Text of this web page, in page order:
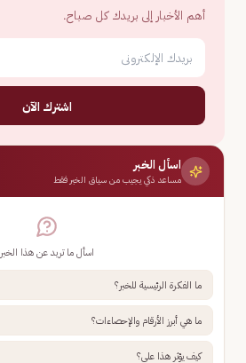
أهم الأخبار إلى بريدك كل صباح.
اشترك الآن
اسأل الخبر
مساعد ذكي يجيب من سياق الخبر فقط
اسأل ما تريد عن هذا الخبر
ما الفكرة الرئيسية للخبر؟
ما هي أبرز الأرقام والإحصاءات؟
كيف يؤثر هذا علي؟